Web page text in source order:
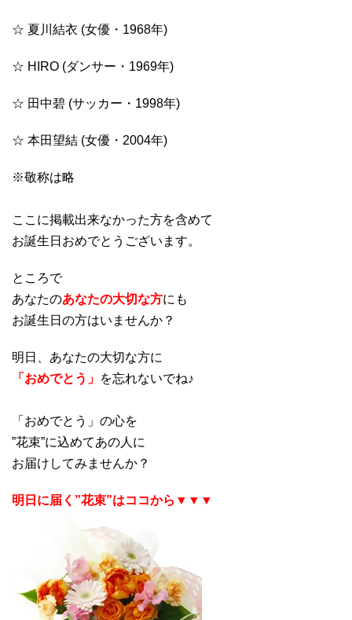
☆ 夏川結衣 (女優・1968年)
☆ HIRO (ダンサー・1969年)
☆ 田中碧 (サッカー・1998年)
☆ 本田望結 (女優・2004年)
※敬称は略
ここに掲載出来なかった方を含めて
お誕生日おめでとうございます。
ところで
あなたのあなたの大切な方にも
お誕生日の方はいませんか？
明日、あなたの大切な方に
「おめでとう」 を忘れないでね♪
「おめでとう」の心を
”花束”に込めてあの人に
お届けしてみませんか？
明日に届く”花束”はココから▼▼▼